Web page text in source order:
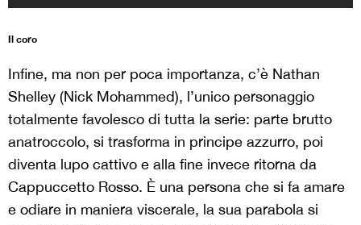
Il coro
Infine, ma non per poca importanza, c’è Nathan
Shelley (Nick Mohammed), l’unico personaggio
totalmente favolesco di tutta la serie: parte brutto
anatroccolo, si trasforma in principe azzurro, poi
diventa lupo cattivo e alla fine invece ritorna da
Cappuccetto Rosso. È una persona che si fa amare
e odiare in maniera viscerale, la sua parabola si